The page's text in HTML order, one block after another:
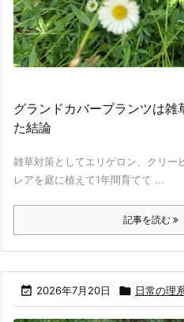
グランドカバープランツは雑
た結論
雑草対策としてエリゲロン、クリー
レアを庭に植えて1年間育てて ...
記事を読む
 2026年7月20日  日常の理